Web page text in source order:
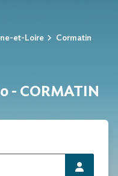
et-Loire Cormatin
- CORMATIN